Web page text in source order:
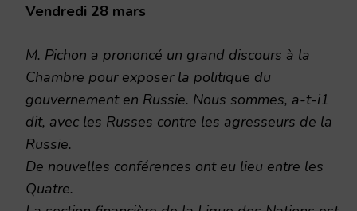
Vendredi 28 mars
M. Pichon a prononcé un grand discours à la
Chambre pour exposer la politique du
gouvernement en Russie. Nous sommes, a-t-i1
dit, avec les Russes contre les agresseurs de la
Russie.
De nouvelles conférences ont eu lieu entre les
Quatre.